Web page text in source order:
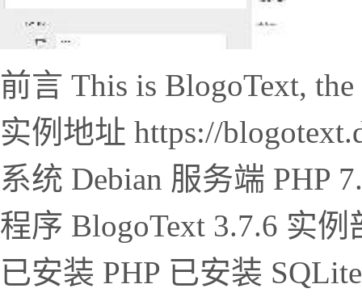
前言 This is BlogoText,
实例地址 https://
系统 Debian 服务端 PHP
程序 BlogoText 3.7.6 实
已安装 PHP 已安装